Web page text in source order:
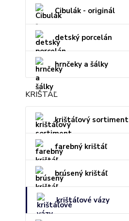
Cibulák - originál
detský porcelán
hrnčeky a šálky
KRIŠTÁĽ
krištáľový sortiment
farebný krištáľ
brúsený krištáľ
krištáľové vázy